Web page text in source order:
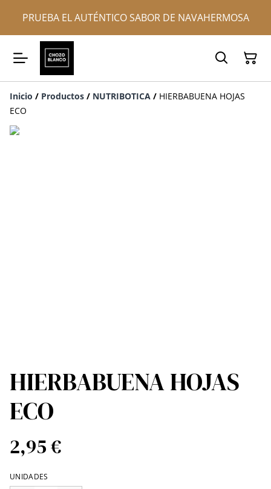
PRUEBA EL AUTÉNTICO SABOR DE NAVAHERMOSA
Inicio / Productos / NUTRIBOTICA / HIERBABUENA HOJAS
ECO
HIERBABUENA HOJAS
ECO
2,95 €
UNIDADES